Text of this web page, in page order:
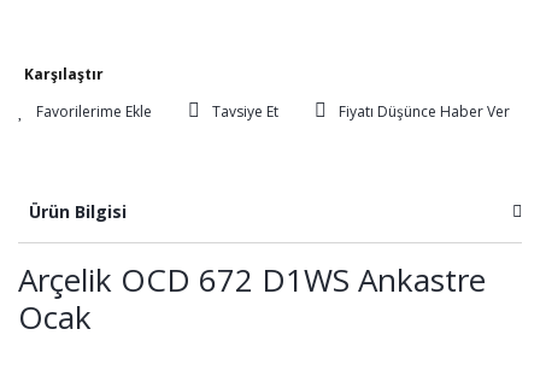
Karşılaştır
Tavsiye Et
Fiyatı Düşünce Haber Ver
Ürün Bilgisi
Arçelik OCD 672 D1WS Ankastre
Ocak